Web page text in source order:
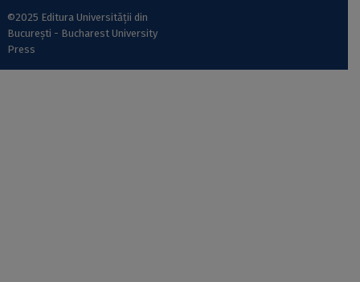
©2025 Editura Universității din
București - Bucharest University
Press